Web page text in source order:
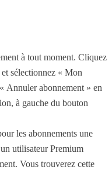
à tout moment. Cliquez
sélectionnez « Mon
Annuler abonnement » en
à gauche du bouton
les abonnements une
utilisateur Premium
Vous trouverez cette